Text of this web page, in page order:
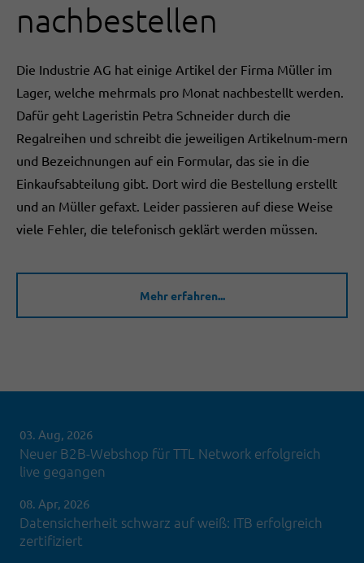
nachbestellen
Die Industrie AG hat einige Artikel der Firma Müller im
Lager, welche mehrmals pro Monat nachbestellt werden.
Dafür geht Lageristin Petra Schneider durch die
Regalreihen und schreibt die jeweiligen Artikelnum-mern
und Bezeichnungen auf ein Formular, das sie in die
Einkaufsabteilung gibt. Dort wird die Bestellung erstellt
und an Müller gefaxt. Leider passieren auf diese Weise
viele Fehler, die telefonisch geklärt werden müssen.
Mehr erfahren...
03. Aug, 2026
Neuer B2B-Webshop für TTL Network erfolgreich
live gegangen
08. Apr, 2026
Datensicherheit schwarz auf weiß: ITB erfolgreich
zertifiziert